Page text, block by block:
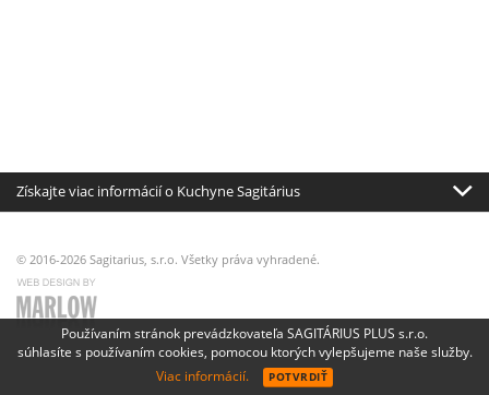
Získajte viac informácií o Kuchyne Sagitárius
© 2016-2026 Sagitarius, s.r.o. Všetky práva vyhradené.
Používaním stránok prevádzkovateľa SAGITÁRIUS PLUS s.r.o.
súhlasíte s používaním cookies, pomocou ktorých vylepšujeme naše služby.
Viac informácií.
POTVRDIŤ